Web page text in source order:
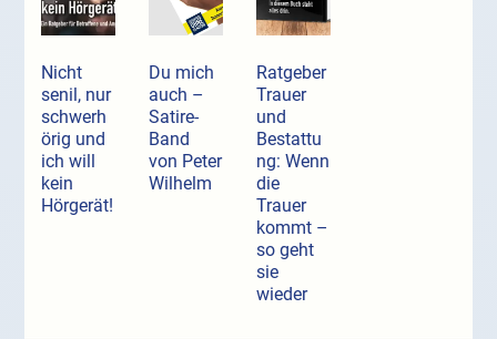
Nicht
senil, nur
schwerh
örig und
ich will
kein
Hörgerät!
Du mich
auch –
Satire-
Band
von Peter
Wilhelm
Ratgeber
Trauer
und
Bestattu
ng: Wenn
die
Trauer
kommt –
so geht
sie
wieder